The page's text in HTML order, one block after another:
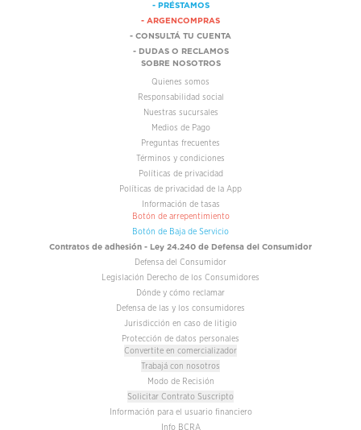
- PRÉSTAMOS
- ARGENCOMPRAS
- CONSULTÁ TU CUENTA
- DUDAS O RECLAMOS
SOBRE NOSOTROS
Quienes somos
Responsabilidad social
Nuestras sucursales
Medios de Pago
Preguntas frecuentes
Términos y condiciones
Políticas de privacidad
Políticas de privacidad de la App
Información de tasas
Botón de arrepentimiento
Botón de Baja de Servicio
Contratos de adhesión - Ley 24.240 de Defensa del Consumidor
Defensa del Consumidor
Legislación Derecho de los Consumidores
Dónde y cómo reclamar
Defensa de las y los consumidores
Jurisdicción en caso de litigio
Protección de datos personales
Convertite en comercializador
Trabajá con nosotros
Modo de Recisión
Solicitar Contrato Suscripto
Información para el usuario financiero
Info BCRA